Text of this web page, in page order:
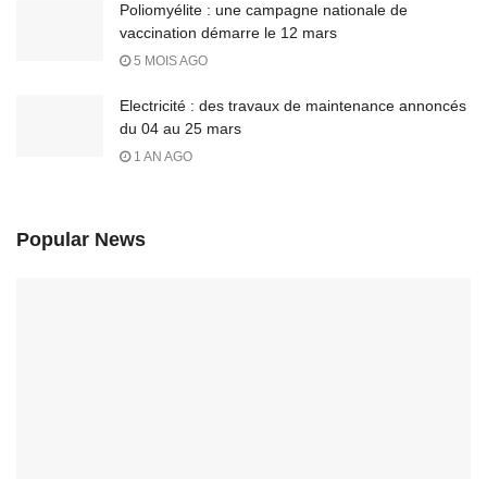
Poliomyélite : une campagne nationale de
vaccination démarre le 12 mars
5 MOIS AGO
Electricité : des travaux de maintenance annoncés
du 04 au 25 mars
1 AN AGO
Popular News